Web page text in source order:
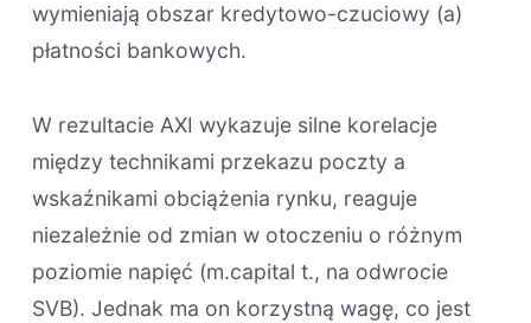
wymieniają obszar kredytowo-czuciowy (a)
płatności bankowych.
W rezultacie AXI wykazuje silne korelacje
między technikami przekazu poczty a
wskaźnikami obciążenia rynku, reaguje
niezależnie od zmian w otoczeniu o różnym
poziomie napięć (m.capital t., na odwrocie
SVB). Jednak ma on korzystną wagę, co jest